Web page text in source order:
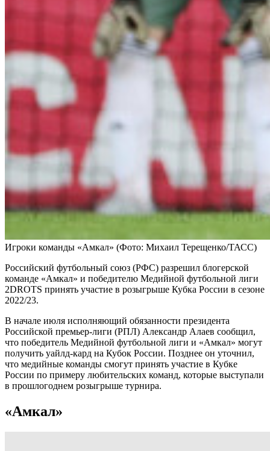
Игроки команды «Амкал» (Фото: Михаил Терещенко/ТАСС)
Российский футбольный союз (РФС) разрешил блогерской
команде «Амкал» и победителю Медийной футбольной лиги
2DROTS принять участие в розыгрыше Кубка России в сезоне
2022/23.
В начале июля исполняющий обязанности президента
Российской премьер-лиги (РПЛ) Александр Алаев сообщил,
что победитель Медийной футбольной лиги и «Амкал» могут
получить уайлд-кард на Кубок России. Позднее он уточнил,
что медийные команды смогут принять участие в Кубке
России по примеру любительских команд, которые выступали
в прошлогоднем розыгрыше турнира.
«Амкал»